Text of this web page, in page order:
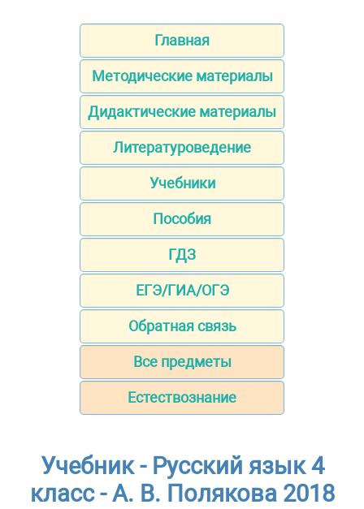
Главная
Методические материалы
Дидактические материалы
Литературоведение
Учебники
Пособия
ГДЗ
ЕГЭ/ГИА/ОГЭ
Обратная связь
Все предметы
Естествознание
Учебник - Русский язык 4
класс - А. В. Полякова 2018